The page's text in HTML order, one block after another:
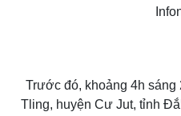
Trước đó, khoảng 4h sáng
Tling, huyện Cư Jut, tỉnh